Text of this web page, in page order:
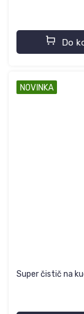
Do
NOVINKA
Super čistič na